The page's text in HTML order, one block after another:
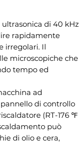
ultrasonica di 40 kHz
rapidamente
irregolari. Il
microscopiche che
tempo ed
ad
di controllo
(RT-176 ℉
può
di olio e cera,